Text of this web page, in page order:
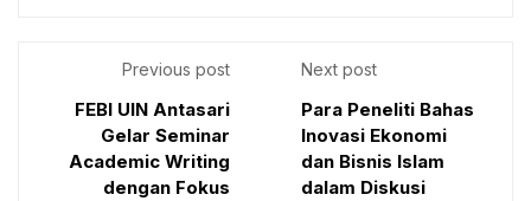
Previous post
FEBI UIN Antasari
Gelar Seminar
Academic Writing
dengan Fokus
Next post
Para Peneliti Bahas
Inovasi Ekonomi
dan Bisnis Islam
dalam Diskusi